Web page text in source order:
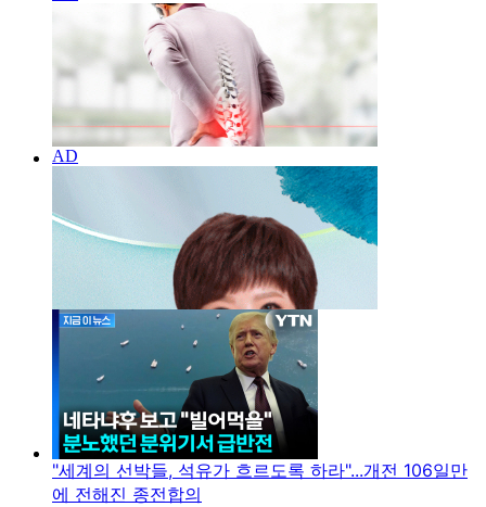
"세계의 선박들, 석유가 흐르도록 하라"...개전 106일만
에 전해진 종전합의